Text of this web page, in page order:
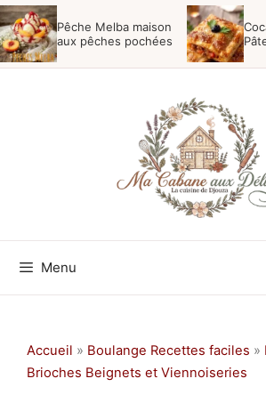
Aller
au
contenu
Pêche Melba maison
aux pêches pochées
Menu
Accueil » Boulange Recettes faciles »
Brioches Beignets et Viennoiseries